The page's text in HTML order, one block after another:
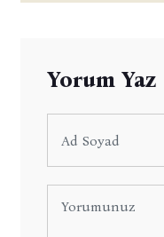
Yorum Yaz